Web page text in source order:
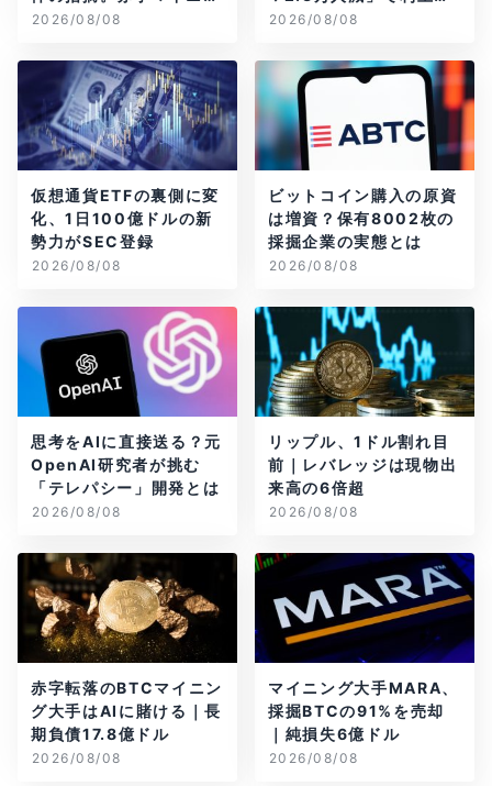
グ企業はAIに賭ける
2026/08/08
観測後退
2026/08/08
仮想通貨ETFの裏側に変
化、1日100億ドルの新
勢力がSEC登録
2026/08/08
ビットコイン購入の原資
は増資？保有8002枚の
採掘企業の実態とは
2026/08/08
思考をAIに直接送る？元
OpenAI研究者が挑む
「テレパシー」開発とは
2026/08/08
リップル、1ドル割れ目
前｜レバレッジは現物出
来高の6倍超
2026/08/08
赤字転落のBTCマイニン
グ大手はAIに賭ける｜長
期負債17.8億ドル
2026/08/08
マイニング大手MARA、
採掘BTCの91%を売却
｜純損失6億ドル
2026/08/08